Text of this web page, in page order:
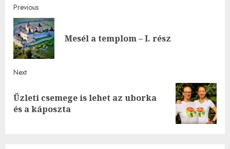
Post
navigation
Previous
Mesél a templom – I. rész
Next
Next
post:
Üzleti csemege is lehet az uborka
és a káposzta